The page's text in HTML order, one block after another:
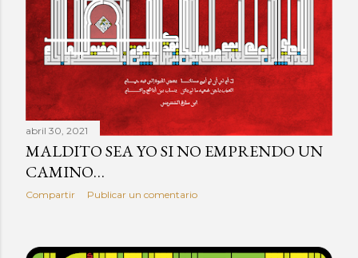
abril 30, 2021
MALDITO SEA YO SI NO EMPRENDO UN
CAMINO…
Compartir Publicar un comentario